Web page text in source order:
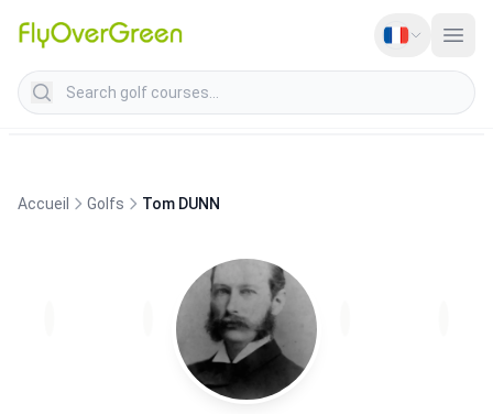
Search golf courses
Accueil Golfs Tom DUNN